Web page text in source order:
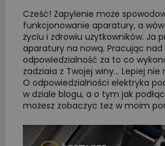
Cześć! Zapylenie może
funkcjonowanie aparatury, a
życiu i zdrowiu użytkowników. Ja
aparatury na nową. Pracując nad
odpowiedzialność za to co
zadziała z Twojej winy… Lepiej nie
O odpowiedzialności elektryka
w dziale blogu, a o tym jak
możesz zobaczyc tez w moim